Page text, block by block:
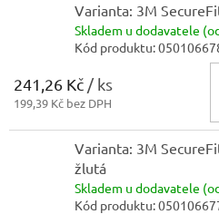
Varianta: 3M
Skladem u dodavatele
Kód produktu:
241,26 Kč / ks
199,39 Kč bez DPH
Varianta: 3M
žlutá
Skladem u dodavatele
Kód produktu: